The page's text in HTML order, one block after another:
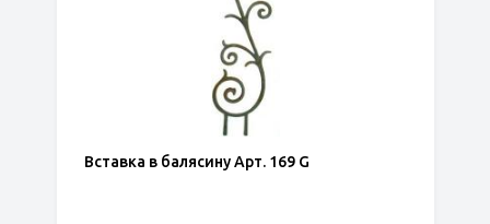
Вставка в балясину Арт. 169 G